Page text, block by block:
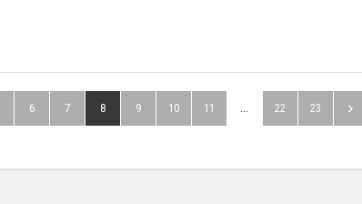
6 7 8 9 10 11 ... 22 23